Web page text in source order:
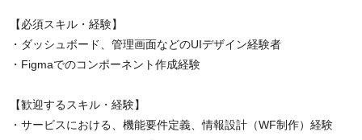
【必須スキル・経験】
・ダッシュボード、管理画面などのUIデザイン経験者
・Figmaでのコンポーネント作成経験
【歓迎するスキル・経験】
・サービスにおける、機能要件定義、情報設計（WF制作）経験